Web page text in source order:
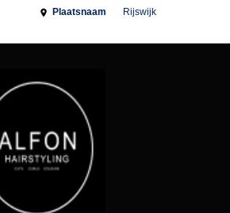
Plaatsnaam
Rijswijk